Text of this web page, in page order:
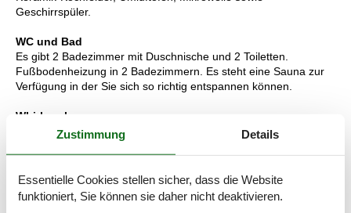
Geschirrspüler.
WC und Bad
Es gibt 2 Badezimmer mit Duschnische und 2 Toiletten.
Fußbodenheizung in 2 Badezimmern. Es steht eine Sauna zur
Verfügung in der Sie sich so richtig entspannen können.
Whirlpool
Entspannen Sie sich im Innen-Durchlauf-Whirlpool für 2
Multimedien
In der Ferienunterkunft gibt es 1 Fernseher mit Smart-TV.
Radio. Mindestens 4 dänische Fernsehsender. Mindestens 4
Zustimmung Details
Essentielle Cookies stellen sicher, dass die Website
funktioniert, Sie können sie daher nicht deaktivieren.